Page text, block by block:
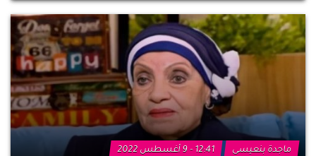
ماجدة بنعيسى
12:41 - 9 أغسطس 2022